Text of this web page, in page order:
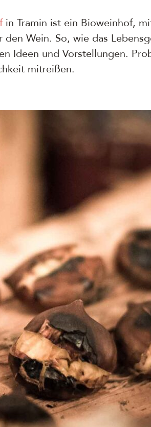
in Tramin ist ein Bioweinhof,
Wein. So, wie das
Ideen und Vorstellungen.
mitreißen.